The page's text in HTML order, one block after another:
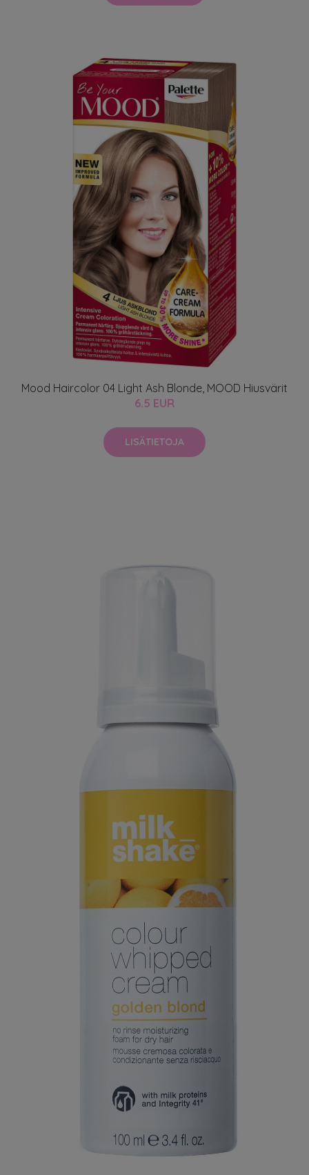
Mood Haircolor 04 Light Ash Blonde, MOOD Hiusvärit
6.5 EUR
LISÄTIETOJA